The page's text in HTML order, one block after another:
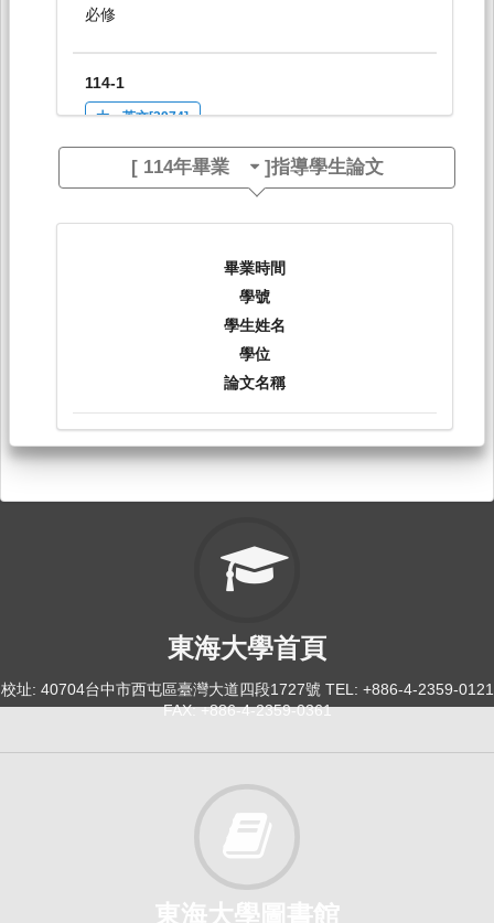
必修
114-1
大一英文[3974]
日間學士班-工學院1
日間學士班-經,畜,食,健運,法律2
114-1
大二英文：多元文化[4086]
必修
日間學士班-工學院1
日間學士班-經,畜,食科,健運,法律1
[ 114年畢業 ]指導學生論文
畢業時間
學號
學生姓名
學位
論文名稱
東海大學首頁
校址: 40704台中市西屯區臺灣大道四段1727號 TEL: +886-4-2359-0121
FAX: +886-4-2359-0361
東海大學圖書館